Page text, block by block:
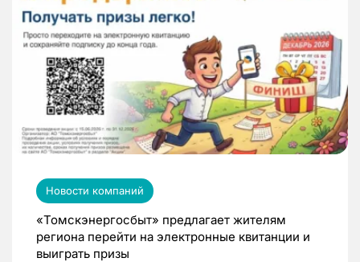
Новости компаний
«Томскэнергосбыт» предлагает жителям
региона перейти на электронные квитанции и
выиграть призы